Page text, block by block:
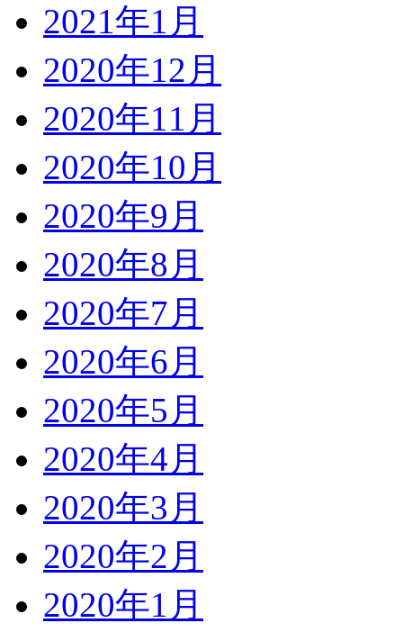
2021年1月
2020年12月
2020年11月
2020年10月
2020年9月
2020年8月
2020年7月
2020年6月
2020年5月
2020年4月
2020年3月
2020年2月
2020年1月